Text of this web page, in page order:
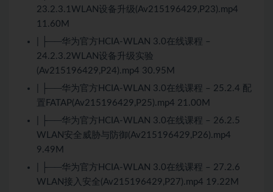
23.2.3.1WLAN设备升级(Av215196429,P23).mp4
11.60M
| ├──华为官方HCIA-WLAN 3.0在线课程 –
24.2.3.2WLAN设备升级实验
(Av215196429,P24).mp4 30.95M
| ├──华为官方HCIA-WLAN 3.0在线课程 – 25.2.4 配
置FATAP(Av215196429,P25).mp4 21.00M
| ├──华为官方HCIA-WLAN 3.0在线课程 – 26.2.5
WLAN安全威胁与防御(Av215196429,P26).mp4
9.49M
| ├──华为官方HCIA-WLAN 3.0在线课程 – 27.2.6
WLAN接入安全(Av215196429,P27).mp4 19.22M